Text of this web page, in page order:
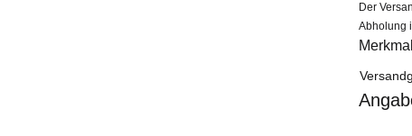
Der
Abholung
Wert